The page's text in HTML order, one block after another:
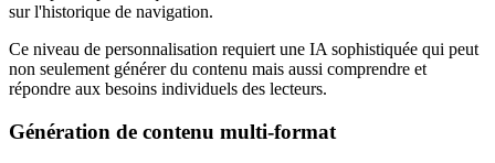
sur l'historique de navigation.
Ce niveau de personnalisation requiert une IA sophistiquée qui peut
non seulement générer du contenu mais aussi comprendre et
répondre aux besoins individuels des lecteurs.
Génération de contenu multi-format